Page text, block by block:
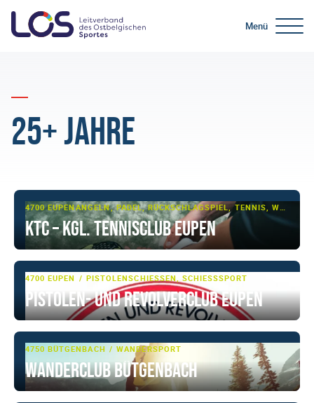
Menü
25+ Jahre
4700 EUPEN
KTC – Kgl. Tennisclub Eupen
4700 EUPEN PISTOLENSCHIESSEN, SCHIESSSPORT
Pistolen- und Revolverclub Eupen
4750 BÜTGENBACH WANDERSPORT
Wanderclub Bütgenbach